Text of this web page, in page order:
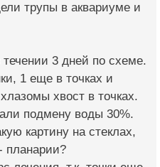
трупы в аквариуме и
3 дней по схеме.
1 еще в точках и
хвост в точках.
подмену воды 30%.
картину на стеклах,
планарии?